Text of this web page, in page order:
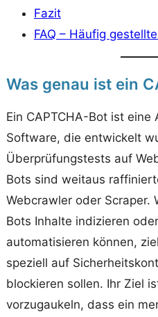
Fazit
FAQ – Häufig
Was genau ist ein
Ein CAPTCHA-Bot ist
Software, die entwickelt
Überprüfungstests auf
Bots sind weitaus
Webcrawler oder Scraper.
Bots Inhalte indizieren
automatisieren können,
speziell auf
blockieren sollen. Ihr Ziel
vorzugaukeln, dass ein